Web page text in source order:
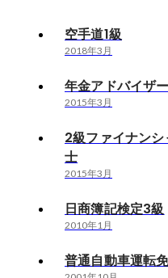
空手道1級
2018年3月
年金アドバイザ
2015年3月
2級ファイナン
士
2015年3月
日商簿記検定3級
2010年1月
普通自動車運転